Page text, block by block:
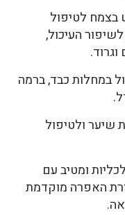
בצמח לטיפול
העיכול,
במחלות כבד, ברמה
ולטיפול
ומטיב עם
האפרה מוקדמת